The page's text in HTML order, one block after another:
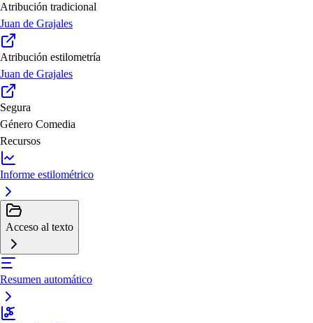
Atribución tradicional
Juan de Grajales
Atribución estilometría
Juan de Grajales
Segura
Género Comedia
Recursos
Informe estilométrico
Acceso al texto
Resumen automático